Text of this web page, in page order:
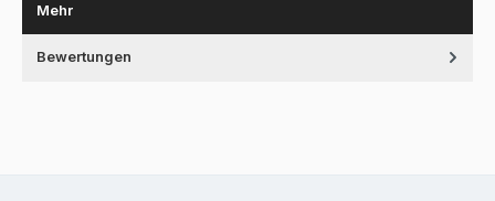
Mehr
Bewertungen